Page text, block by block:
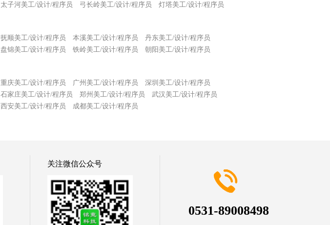
太子河美工/设计/程序员 弓长岭美工/设计/程序员
灯塔美工/设计/程序员
抚顺美工/设计/程序员 本溪美工/设计/程序员
丹东美工/设计/程序员
盘锦美工/设计/程序员 铁岭美工/设计/程序员
朝阳美工/设计/程序员
重庆美工/设计/程序员 广州美工/设计/程序员
深圳美工/设计/程序员
石家庄美工/设计/程序员 郑州美工/设计/程序员
武汉美工/设计/程序员
西安美工/设计/程序员 成都美工/设计/程序员
关注微信公众号
0531-89008498